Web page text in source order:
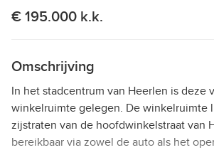
€ 195.000 k.k.
Omschrijving
In het stadcentrum van Heerlen is deze
winkelruimte gelegen. De winkelruimte
zijstraten van de hoofdwinkelstraat van
bereikbaar via zowel de auto als het